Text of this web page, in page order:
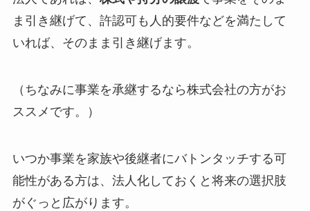
ま引き継げて、許認可も人的要件などを満たして
いれば、そのまま引き継げます。
（ちなみに事業を承継するなら株式会社の方がお
ススメです。）
いつか事業を家族や後継者にバトンタッチする可
能性がある方は、法人化しておくと将来の選択肢
がぐっと広がります。